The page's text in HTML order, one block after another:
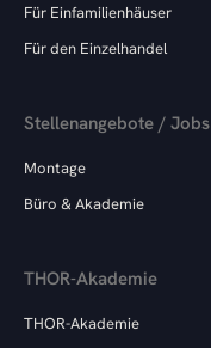
Für Einfamilienhäuser
Für den Einzelhandel
Stellenangebote / Jobs
Montage
Büro & Akademie
THOR-Akademie
THOR-Akademie